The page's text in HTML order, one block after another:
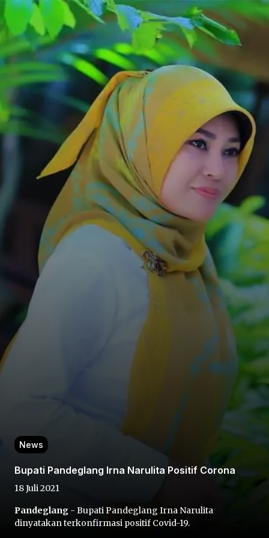
Home Video
Share
Prev
News
Bupati Pandeglang Irna Narulita Positif Corona
18 Juli 2021
Pandeglang - Bupati Pandeglang Irna Narulita
dinyatakan terkonfirmasi positif Covid-19.